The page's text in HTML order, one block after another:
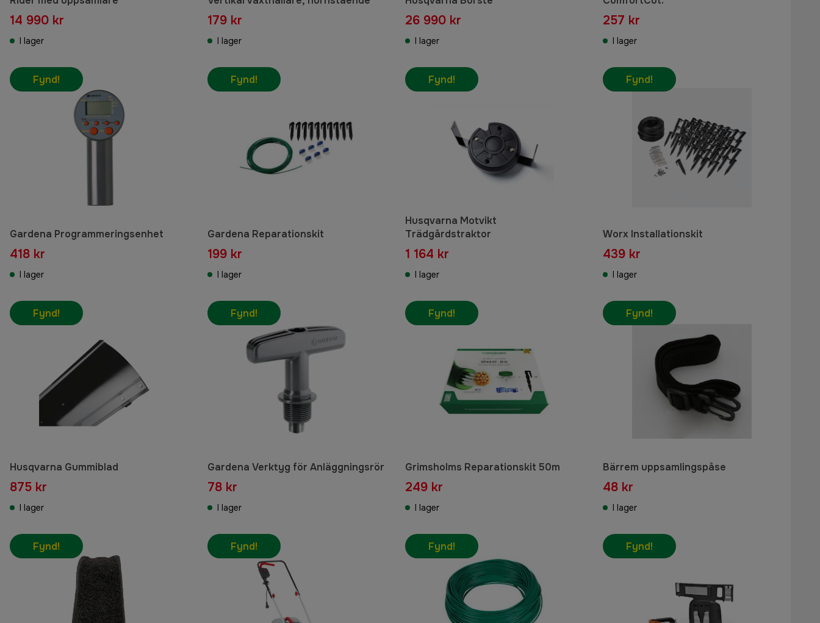
14 990 kr
I lager
179 kr
I lager
26 990 kr
I lager
257 kr
I lager
Gardena Programmeringsenhet
418 kr
I lager
Fynd!
Gardena Reparationskit
199 kr
I lager
Fynd!
Husqvarna Motvikt
Trädgårdstraktor
1 164 kr
I lager
Fynd!
Worx Installationskit
439 kr
I lager
Fynd!
Husqvarna Gummiblad
875 kr
I lager
Fynd!
Gardena Verktyg för Anläggningsrör
78 kr
I lager
Fynd!
Grimsholms Reparationskit 50m
249 kr
I lager
Fynd!
Bärrem uppsamlingspåse
48 kr
I lager
Fynd!
Fynd! Fynd! Fynd! Fynd!